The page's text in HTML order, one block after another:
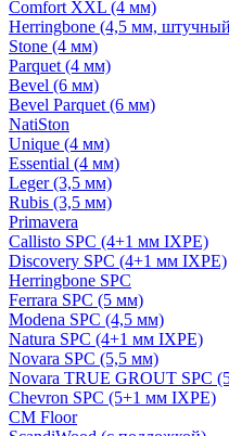
Comfort XXL (4 мм)
Herringbone (4,5 мм,
Stone (4 мм)
Parquet (4 мм)
Bevel (6 мм)
Bevel Parquet (6 мм)
NatiSton
Unique (4 мм)
Essential (4 мм)
Leger (3,5 мм)
Rubis (3,5 мм)
Primavera
Callisto SPC (4+1 мм IXPE)
Discovery SPC (4+1 мм IXPE)
Herringbone SPC
Ferrara SPC (5 мм)
Modena SPC (4,5 мм)
Natura SPC (4+1 мм IXPE)
Novara SPC (5,5 мм)
Novara TRUE GROUT SPC
Chevron SPC (5+1 мм IXPE)
CM Floor